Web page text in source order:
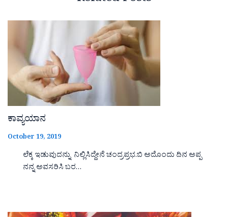
ಕಾವ್ಯಯಾನ
October 19, 2019
ಲೆಕ್ಕ ಇಡುವುದನ್ನು ನಿಲ್ಲಿಸಿದ್ದೇನೆ ಚಂದ್ರಪ್ರಭ.ಬಿ ಅದೊಂದು ದಿನ ಅಪ್ಪ
ನನ್ನ ಅವಸರಿಸಿ ಬರ…